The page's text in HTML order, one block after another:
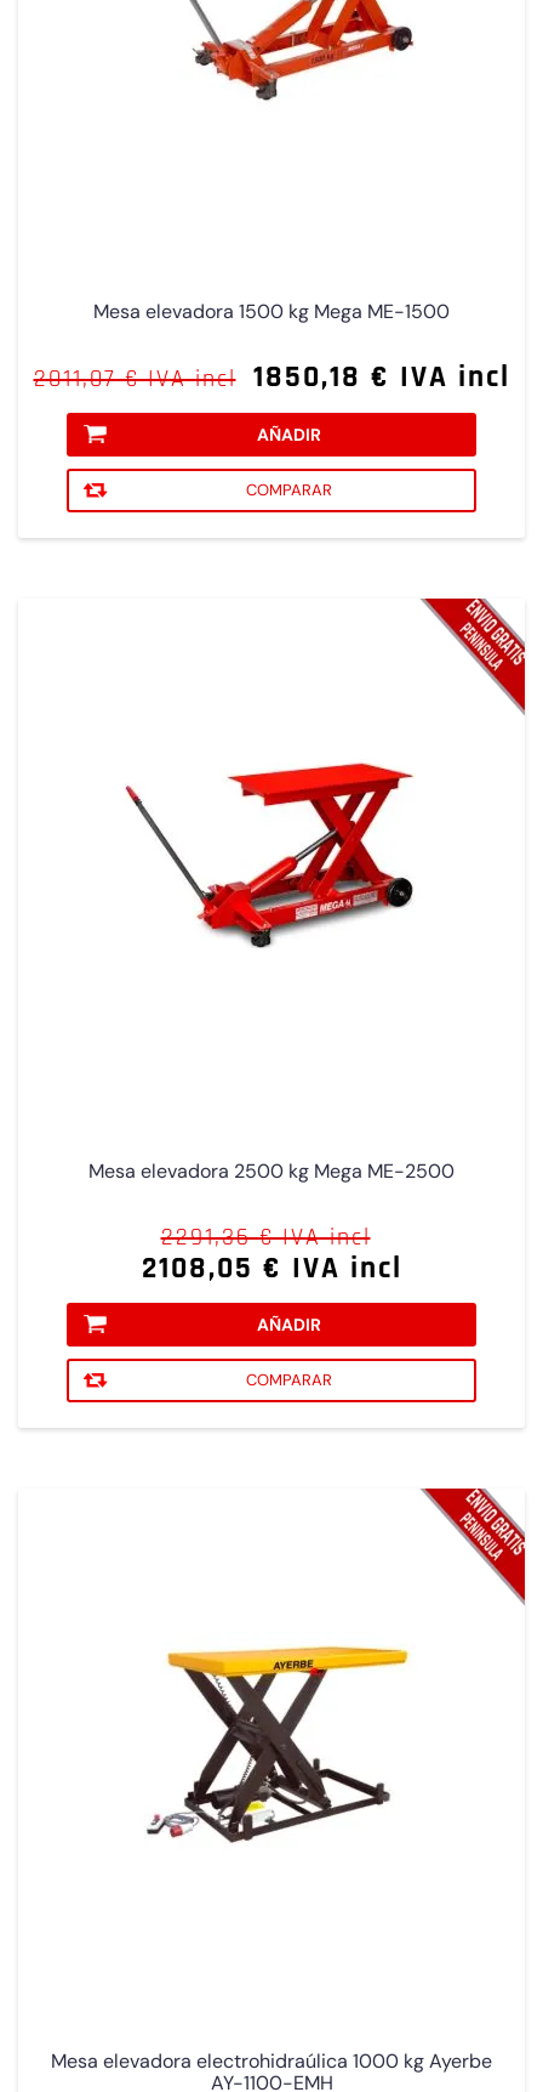
Mesa elevadora 1500 kg Mega ME-1500
2011,07 € IVA incl 1850,18 € IVA incl
AÑADIR
COMPARAR
Mesa elevadora 2500 kg Mega ME-2500
2291,36 € IVA incl
2108,05 € IVA incl
AÑADIR
COMPARAR
Mesa elevadora electrohidraúlica 1000 kg Ayerbe
AY-1100-EMH